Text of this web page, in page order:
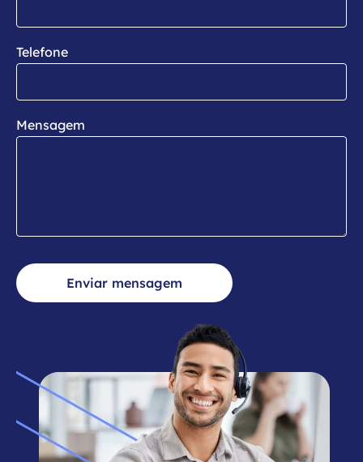
Telefone
Mensagem
Enviar mensagem